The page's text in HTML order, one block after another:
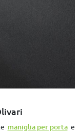
maniglia per porta e